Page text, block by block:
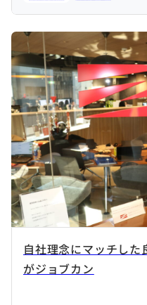
自社理念にマッチし
がジョブカン